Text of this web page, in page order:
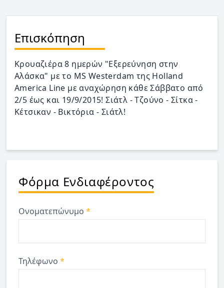
Επισκόπηση
Κρουαζιέρα 8 ημερών "Εξερεύνηση στην
Αλάσκα" με το MS Westerdam της Holland
America Line με αναχώρηση κάθε Σάββατο από
2/5 έως και 19/9/2015! Σιάτλ - Τζούνο - Σίτκα -
Κέτσικαν - Βικτόρια - Σιάτλ!
Φόρμα Ενδιαφέροντος
Ονοματεπώνυμο *
Τηλέφωνο *